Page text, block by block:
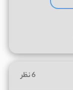
6 نظر